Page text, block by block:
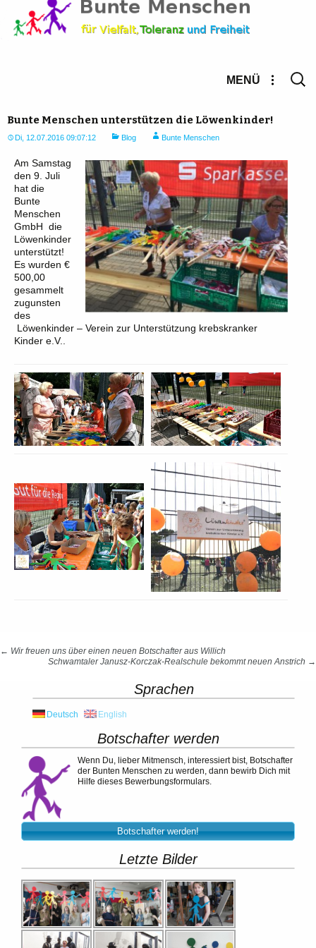
nach:
MENÜ
Bunte Menschen unterstützen die Löwenkinder!
Di, 12.07.2016 09:07:12 Blog Bunte Menschen
Am Samstag
den 9. Juli
hat die
Bunte
Menschen
GmbH die
Löwenkinder
unterstützt!
Es wurden €
500,00
gesammelt
zugunsten
des
Löwenkinder – Verein zur Unterstützung krebskranker
Kinder e.V..
Beitrags-
← Wir freuen uns über einen neuen Botschafter aus Willich
Schwamtaler Janusz-Korczak-Realschule bekommt neuen Anstrich →
Sprachen
Deutsch English
Botschafter werden
Wenn Du, lieber Mitmensch, interessiert bist, Botschafter
der Bunten Menschen zu werden, dann bewirb Dich mit
Hilfe dieses Bewerbungsformulars.
Botschafter werden!
Letzte Bilder